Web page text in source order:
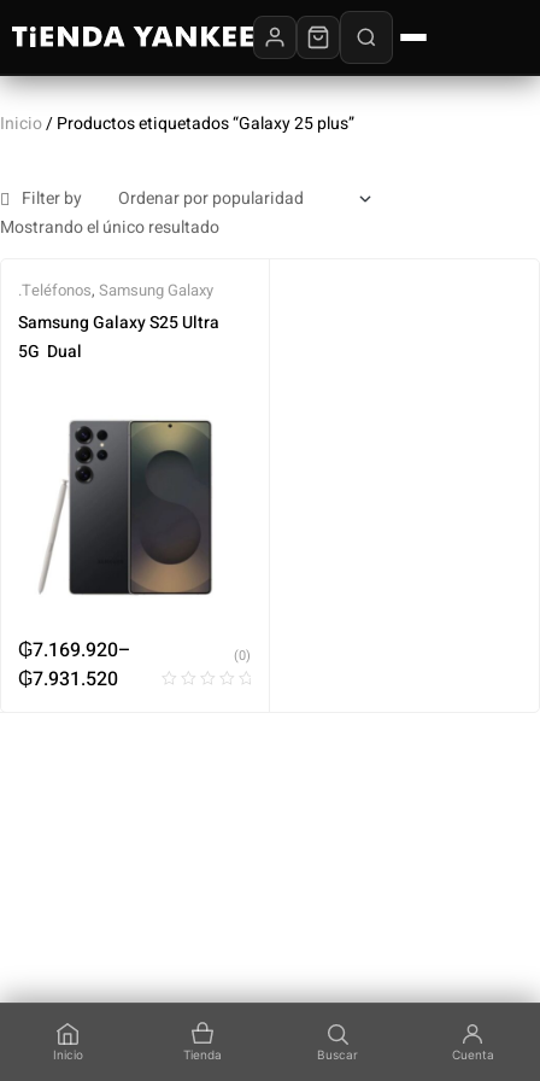
Inicio Tienda Buscar Cuenta
Inicio/ Productos etiquetados “Galaxy 25 plus”
Filter by
Mostrando el único resultado
.Teléfonos, Samsung Galaxy
Samsung Galaxy S25 Ultra ‎ ‎
5G ‎ Dual
₲7.169.920–
₲7.931.520
(0)